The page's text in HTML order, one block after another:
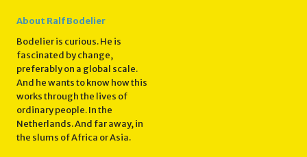
About Ralf Bodelier
Bodelier is curious. He is
fascinated by change,
preferably on a global scale.
And he wants to know how this
works through the lives of
ordinary people. In the
Netherlands. And far away, in
the slums of Africa or Asia.